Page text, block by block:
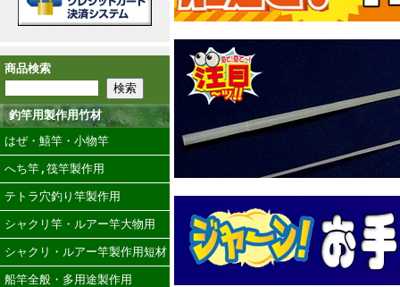
商品検索
釣竿用製作用竹材
はぜ・鱚竿・小物竿
へち竿,筏竿製作用
テトラ穴釣り竿製作用
シャクリ竿・ルアー竿大物用
シャクリ・ルアー竿製作用短材
船竿全般・多用途製作用